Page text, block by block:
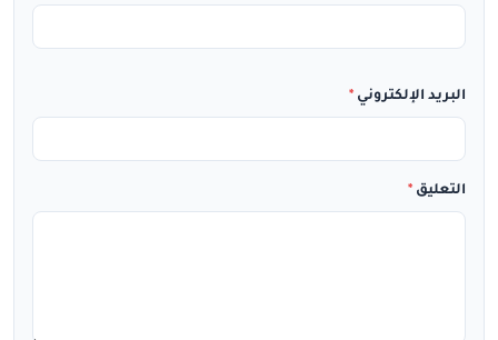
البريد الإلكتروني *
التعليق *